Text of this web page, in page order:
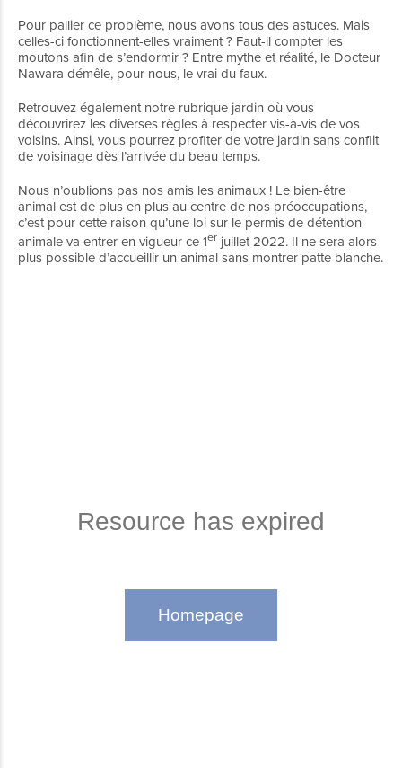
Pour pallier ce problème, nous avons tous des astuces. Mais
celles-ci fonctionnent-elles vraiment ? Faut-il compter les
moutons afin de s’endormir ? Entre mythe et réalité, le Docteur
Nawara démêle, pour nous, le vrai du faux.
Retrouvez également notre rubrique jardin où vous
découvrirez les diverses règles à respecter vis-à-vis de vos
voisins. Ainsi, vous pourrez profiter de votre jardin sans conflit
de voisinage dès l’arrivée du beau temps.
Nous n’oublions pas nos amis les animaux ! Le bien-être
animal est de plus en plus au centre de nos préoccupations,
c’est pour cette raison qu’une loi sur le permis de détention
animale va entrer en vigueur ce 1er juillet 2022. Il ne sera alors
plus possible d’accueillir un animal sans montrer patte blanche.